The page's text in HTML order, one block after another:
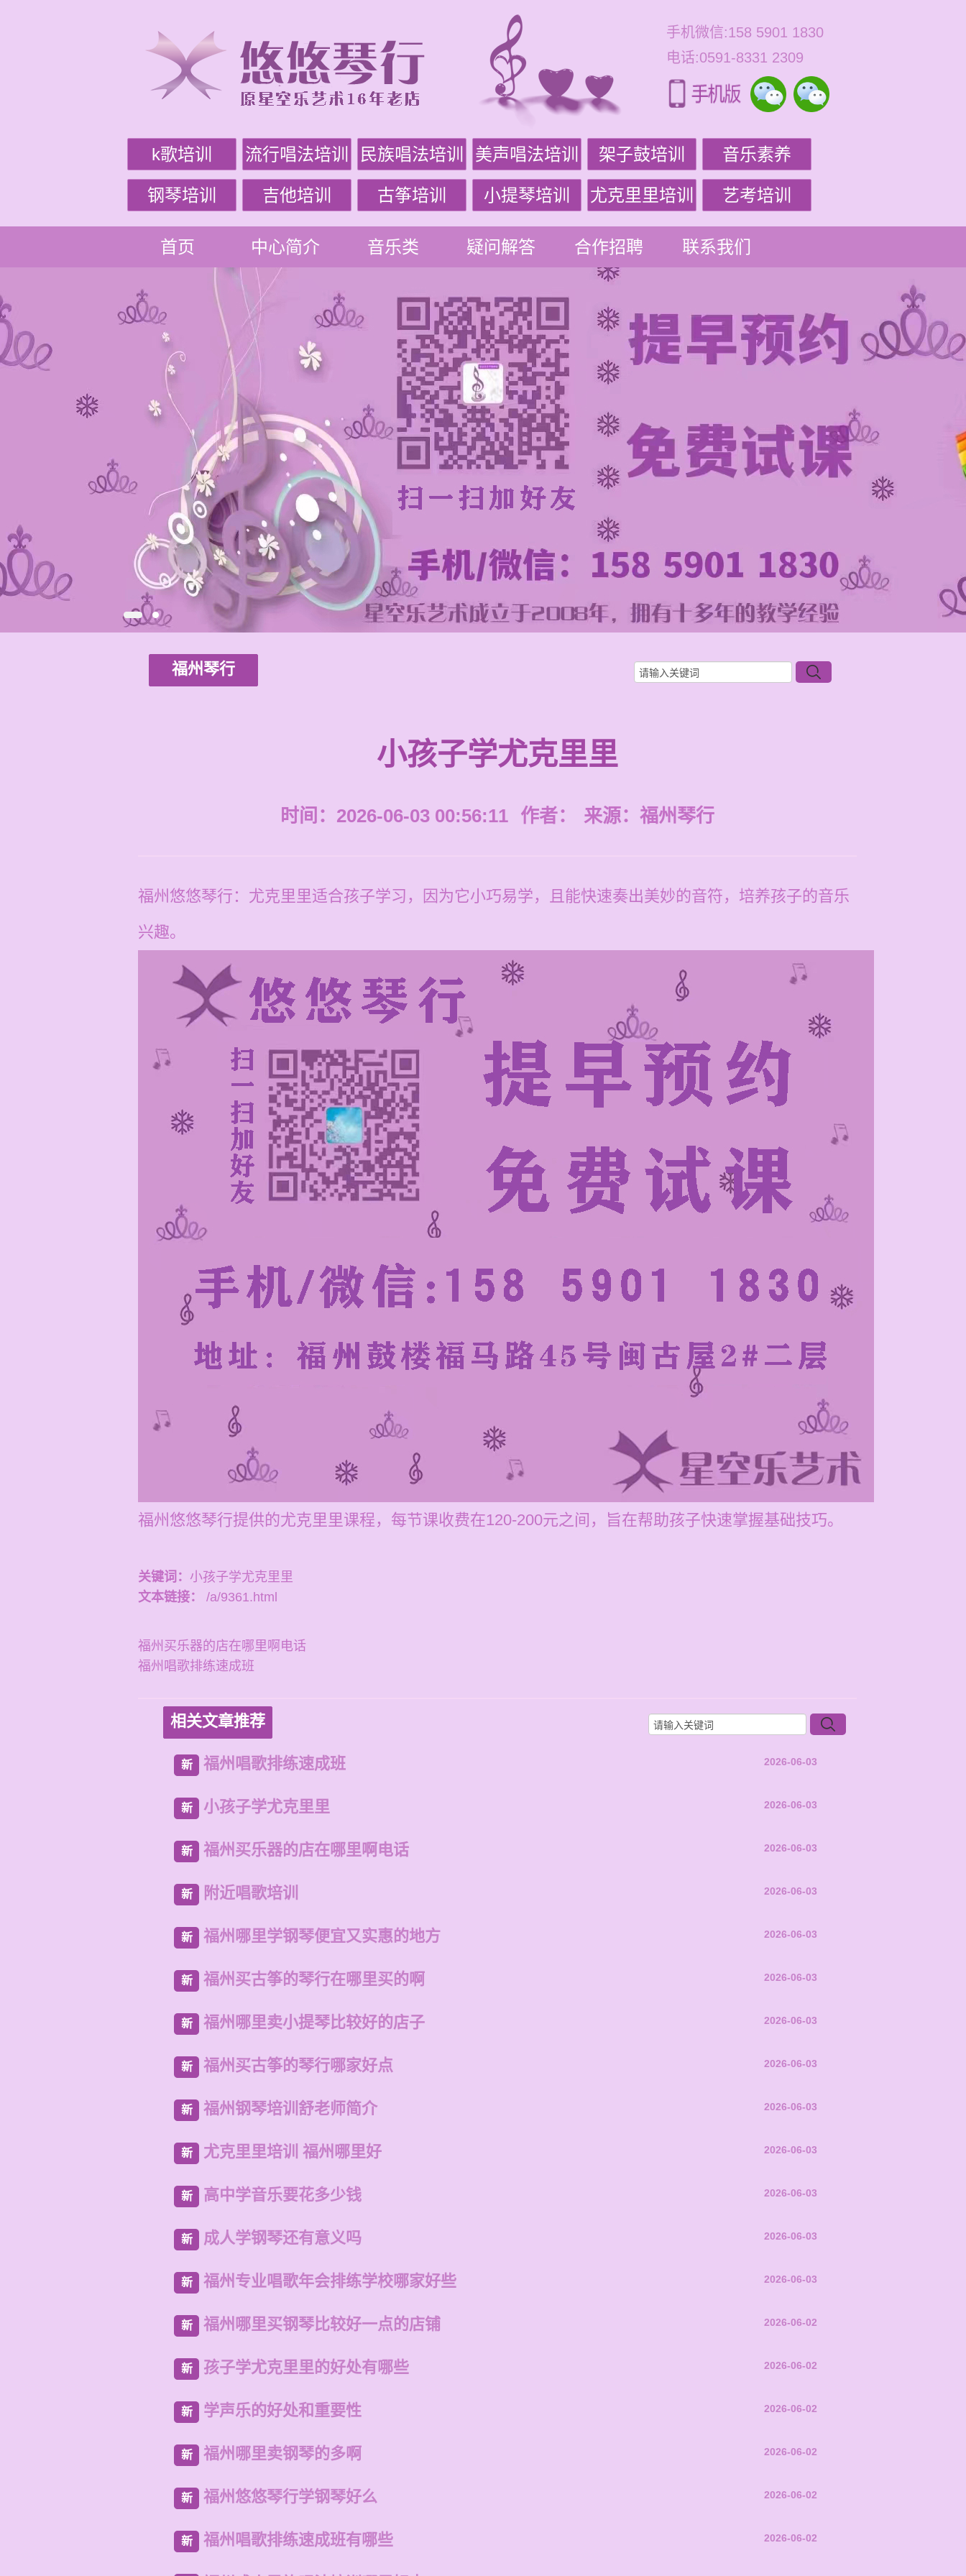
手机微信:158 5901 1830
电话:0591-8331 2309
k歌培训 流行唱法培训 民族唱法培训 美声唱法培训 架子鼓培训 音乐素养
钢琴培训 吉他培训 古筝培训 小提琴培训 尤克里里培训 艺考培训
首页 中心简介 音乐类 疑问解答 合作招聘 联系我们
福州琴行
小孩子学尤克里里
时间：2026-06-03 00:56:11 作者： 来源： 福州琴行
福州悠悠琴行：尤克里里适合孩子学习，因为它小巧易学，且能快速奏出美妙的音符，培养孩子的音乐
兴趣。
福州悠悠琴行提供的尤克里里课程，每节课收费在120-200元之间，旨在帮助孩子快速掌握基础技巧。
关键词： 小孩子学尤克里里
文本链接：
/a/9361.html
福州买乐器的店在哪里啊电话
福州唱歌排练速成班
相关文章推荐
新 福州唱歌排练速成班 2026-06-03
新 小孩子学尤克里里 2026-06-03
新 福州买乐器的店在哪里啊电话 2026-06-03
新 附近唱歌培训 2026-06-03
新 福州哪里学钢琴便宜又实惠的地方 2026-06-03
新 福州买古筝的琴行在哪里买的啊 2026-06-03
新 福州哪里卖小提琴比较好的店子 2026-06-03
新 福州买古筝的琴行哪家好点 2026-06-03
新 福州钢琴培训舒老师简介 2026-06-03
新 尤克里里培训 福州哪里好 2026-06-03
新 高中学音乐要花多少钱 2026-06-03
新 成人学钢琴还有意义吗 2026-06-03
新 福州专业唱歌年会排练学校哪家好些 2026-06-03
新 福州哪里买钢琴比较好一点的店铺 2026-06-02
新 孩子学尤克里里的好处有哪些 2026-06-02
新 学声乐的好处和重要性 2026-06-02
新 福州哪里卖钢琴的多啊 2026-06-02
新 福州悠悠琴行学钢琴好么 2026-06-02
新 福州唱歌排练速成班有哪些 2026-06-02